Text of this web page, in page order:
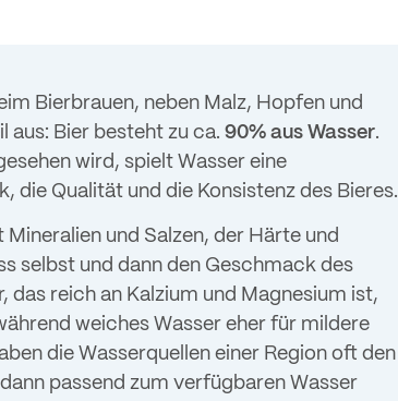
Bierbrauen, neben Malz, Hopfen und
aus: Bier besteht zu ca. 90% aus Wasser.
wird, spielt Wasser eine
die Qualität und die Konsistenz des Bieres.
und Salzen, der Härte und
selbst und dann den Geschmack des
das reich an Kalzium und Magnesium ist,
weiches Wasser eher für mildere
die Wasserquellen einer Region oft den
passend zum verfügbaren Wasser